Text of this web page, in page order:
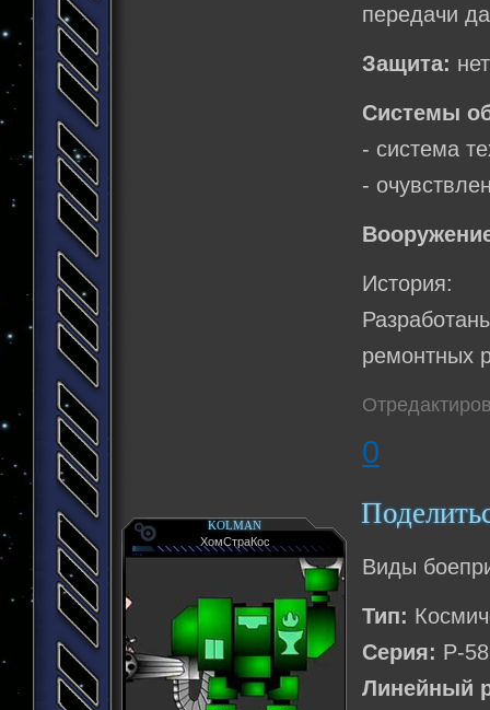
передачи
Защита: нет
Системы
- система
-
История:
ремонтных
0
KOLMAN
ХомСтраКос
Виды
Тип:
Серия: Р-
Линейный